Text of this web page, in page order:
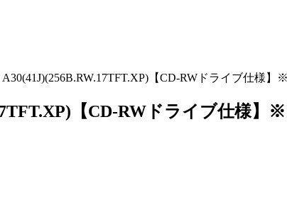
A30(41J)(256B.RW.17TFT.XP)【CD-RWドライブ仕様
【CD-RWドライブ仕様】